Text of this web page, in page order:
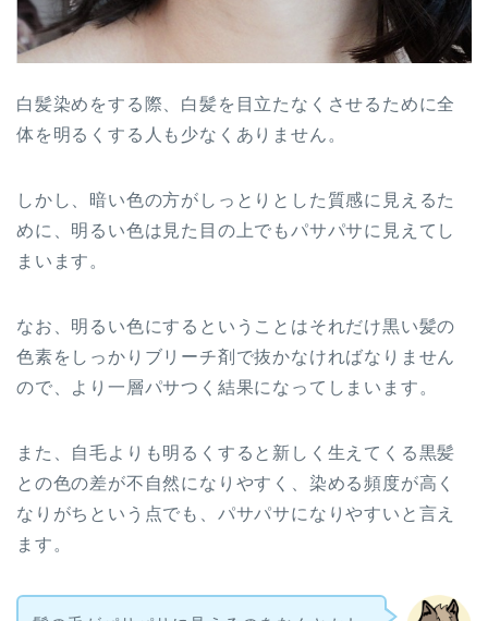
白髪染めをする際、白髪を目立たなくさせるために全
体を明るくする人も少なくありません。
しかし、暗い色の方がしっとりとした質感に見えるた
めに、明るい色は見た目の上でもパサパサに見えてし
まいます。
なお、明るい色にするということはそれだけ黒い髪の
色素をしっかりブリーチ剤で抜かなければなりません
ので、より一層パサつく結果になってしまいます。
また、自毛よりも明るくすると新しく生えてくる黒髪
との色の差が不自然になりやすく、染める頻度が高く
なりがちという点でも、パサパサになりやすいと言え
ます。